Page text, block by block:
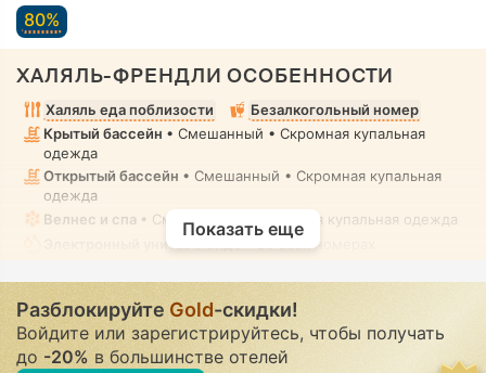
80%
ХАЛЯЛЬ-ФРЕНДЛИ ОСОБЕННОСТИ
Халяль еда поблизости
Безалкогольный номер
Крытый бассейн • Смешанный • Скромная купальная
одежда
Открытый бассейн • Смешанный • Скромная купальная
одежда
Велнес и спа • Смешанный • Скромная купальная одежда
Электронный унитаз с биде
• Во всех номерах
Показать еще
Разблокируйте Gold-скидки!
Войдите или зарегистрируйтесь, чтобы получать
до -20% в большинстве отелей